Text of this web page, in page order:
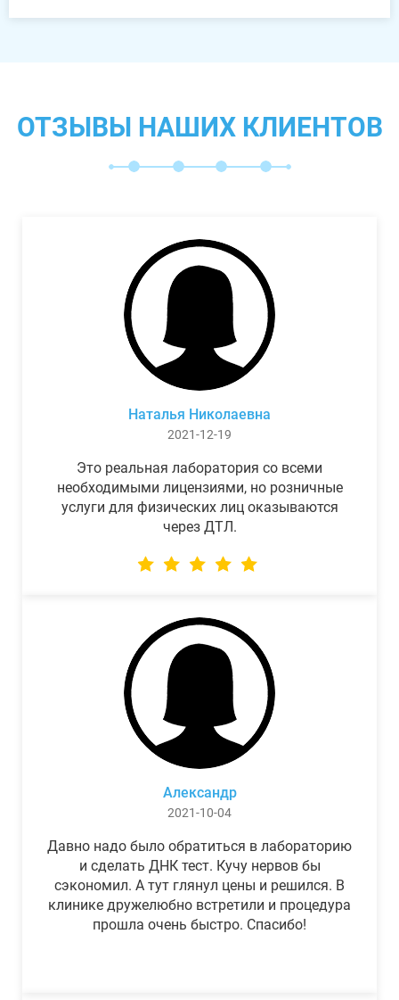
ОТЗЫВЫ НАШИХ КЛИЕНТОВ
Наталья Николаевна
2021-12-19
Это реальная лаборатория со всеми
необходимыми лицензиями, но розничные
услуги для физических лиц оказываются
через ДТЛ.
Александр
2021-10-04
Давно надо было обратиться в лабораторию
и сделать ДНК тест. Кучу нервов бы
сэкономил. А тут глянул цены и решился. В
клинике дружелюбно встретили и процедура
прошла очень быстро. Спасибо!